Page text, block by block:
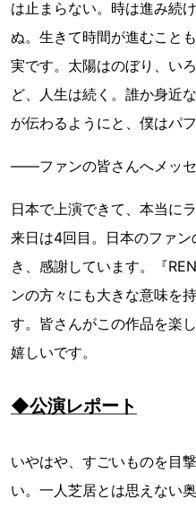
は止まらない。時は進み続
ぬ。生きて時間が進むこと
実です。太陽はのぼり、い
ど、人生は続く。誰か身近
が伝わるようにと、僕はパ
――ファンの皆さんへメッセ
日本で上演できて、本当に
来日は4回目。日本のファ
き、感謝しています。『
ンの方々にも大きな意味を
す。皆さんがこの作品を楽
嬉しいです。
◆公演レポート
いやはや、すごいものを目
い。一人芝居とは思えない